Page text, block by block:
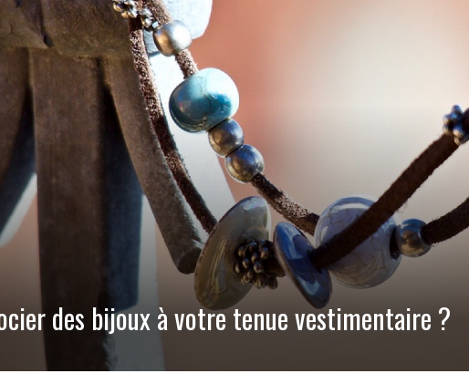
des bijoux à votre tenue vestimentaire ?